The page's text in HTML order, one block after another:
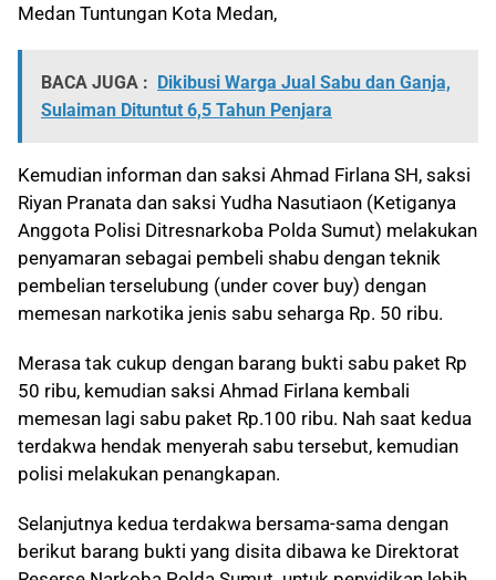
Medan Tuntungan Kota Medan,
BACA JUGA : Dikibusi Warga Jual Sabu dan Ganja,
Sulaiman Dituntut 6,5 Tahun Penjara
Kemudian informan dan saksi Ahmad Firlana SH, saksi
Riyan Pranata dan saksi Yudha Nasutiaon (Ketiganya
Anggota Polisi Ditresnarkoba Polda Sumut) melakukan
penyamaran sebagai pembeli shabu dengan teknik
pembelian terselubung (under cover buy) dengan
memesan narkotika jenis sabu seharga Rp. 50 ribu.
Merasa tak cukup dengan barang bukti sabu paket Rp
50 ribu, kemudian saksi Ahmad Firlana kembali
memesan lagi sabu paket Rp.100 ribu. Nah saat kedua
terdakwa hendak menyerah sabu tersebut, kemudian
polisi melakukan penangkapan.
Selanjutnya kedua terdakwa bersama-sama dengan
berikut barang bukti yang disita dibawa ke Direktorat